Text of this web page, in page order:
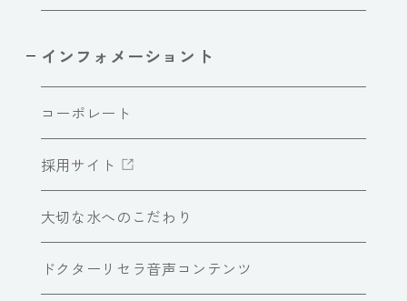
インフォメーショント
コーポレート
採用サイト
大切な水へのこだわり
ドクターリセラ音声コンテンツ